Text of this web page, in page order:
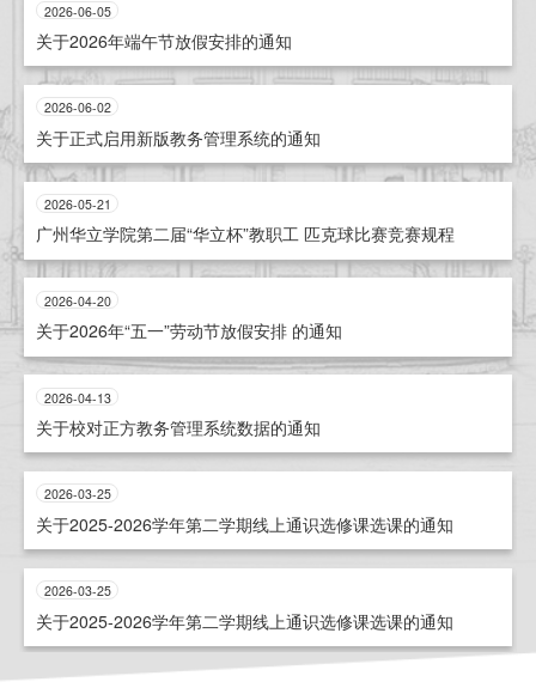
2026-06-05
关于2026年端午节放假安排的通知
2026-06-02
关于正式启用新版教务管理系统的通知
2026-05-21
广州华立学院第二届“华立杯”教职工 匹克球比赛竞赛规程
2026-04-20
关于2026年“五一”劳动节放假安排 的通知
2026-04-13
关于校对正方教务管理系统数据的通知
2026-03-25
关于2025-2026学年第二学期线上通识选修课选课的通知
2026-03-25
关于2025-2026学年第二学期线上通识选修课选课的通知